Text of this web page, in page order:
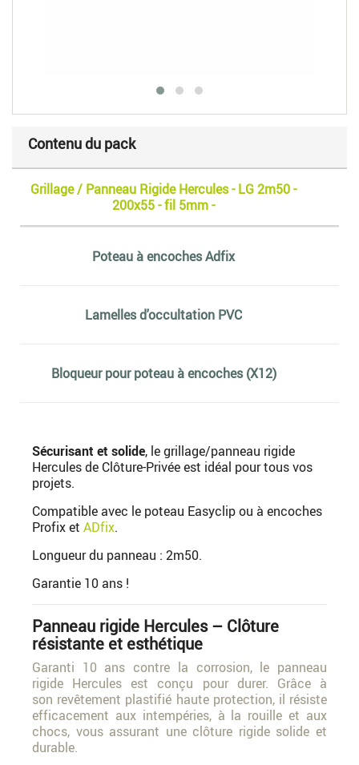
Contenu du pack
Grillage / Panneau Rigide Hercules - LG 2m50 -
200x55 - fil 5mm -
Poteau à encoches Adfix
Lamelles d'occultation PVC
Bloqueur pour poteau à encoches (X12)
Sécurisant et solide, le grillage/panneau rigide
Hercules de Clôture-Privée est idéal pour tous vos
projets.
Compatible avec le poteau Easyclip ou à encoches
Profix et ADfix.
Longueur du panneau : 2m50.
Garantie 10 ans !
Panneau rigide Hercules – Clôture
résistante et esthétique
Garanti 10 ans contre la corrosion, le panneau
rigide Hercules est conçu pour durer. Grâce à
son revêtement plastifié haute protection, il résiste
efficacement aux intempéries, à la rouille et aux
chocs, vous assurant une clôture rigide solide et
durable.